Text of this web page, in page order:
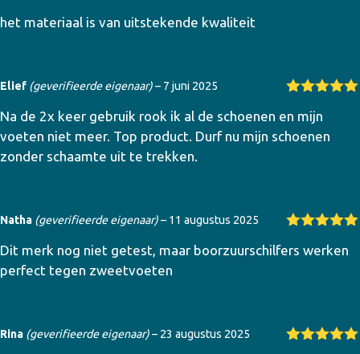
het materiaal is van uitstekende kwaliteit
d5uit 5
Elief (geverifieerde eigenaar)– 7 juni 2025
Na de 2x keer gebruik rook ik al de schoenen en mijn
voeten niet meer. Top product. Durf nu mijn schoenen
zonder schaamte uit te trekken.
d 5uit 5
Natha (geverifieerde eigenaar)– 11 augustus 2025
Dit merk nog niet getest, maar boorzuurschilfers werken
perfect tegen zweetvoeten
Rina (geverifieerde eigenaar)– 23 augustus 2025